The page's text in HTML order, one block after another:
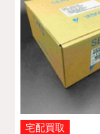
宅配買取